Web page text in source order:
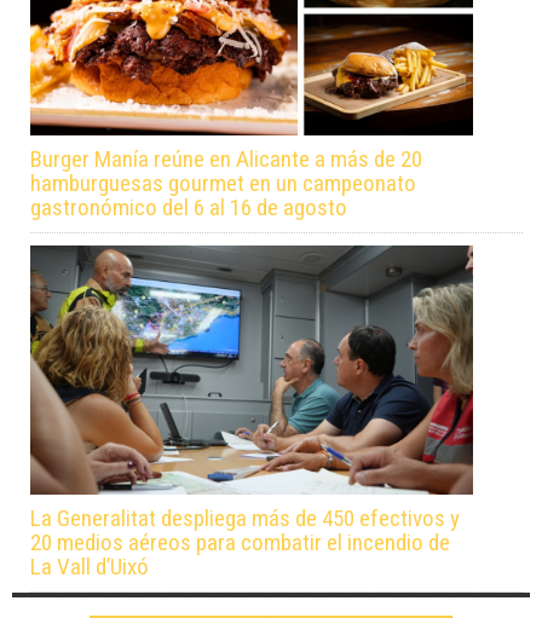
Burger Manía reúne en Alicante a más de 20
hamburguesas gourmet en un campeonato
gastronómico del 6 al 16 de agosto
La Generalitat despliega más de 450 efectivos y
20 medios aéreos para combatir el incendio de
La Vall d’Uixó